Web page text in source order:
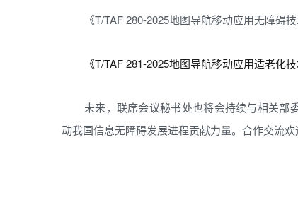
《T/TAF 280-2025地图导航移动应用无障碍技
《T/TAF 281-2025地图导航移动应用适老化技
未来，联席会议秘书处也将会持续与相关部
动我国信息无障碍发展进程贡献力量。合作交流